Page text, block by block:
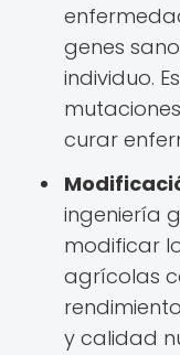
genes
individuo.
curar
ingeniería
modificar
agrícolas
y calidad